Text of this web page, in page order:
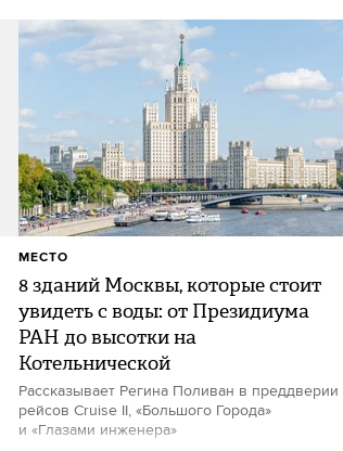
8 зданий Москвы, которые стоит
увидеть с воды: от Президиума
РАН до высотки на
Котельнической
Рассказывает Регина Поливан в преддверии
рейсов Cruise II, «Большого Города»
и «Глазами инженера»
МЕСТО